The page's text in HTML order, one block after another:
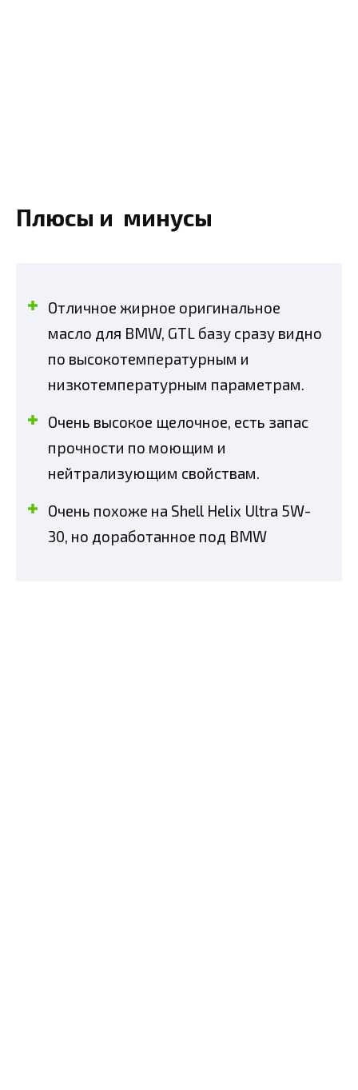
Плюсы и минусы
Отличное жирное оригинальное
масло для BMW, GTL базу сразу видно
по высокотемпературным и
низкотемпературным параметрам.
Очень высокое щелочное, есть запас
прочности по моющим и
нейтрализующим свойствам.
Очень похоже на Shell Helix Ultra 5W-
30, но доработанное под BMW